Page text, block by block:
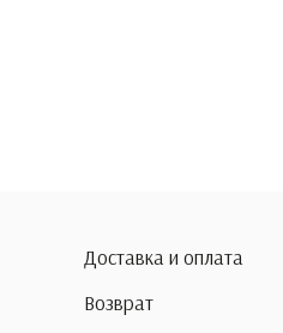
Доставка и оплата
Возврат